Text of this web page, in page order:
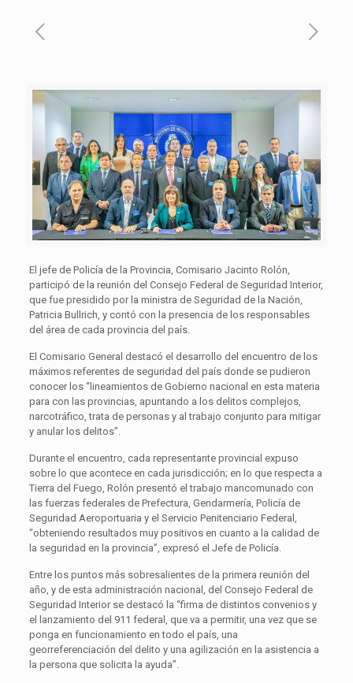
El jefe de Policía de la Provincia, Comisario Jacinto Rolón,
participó de la reunión del Consejo Federal de Seguridad Interior,
que fue presidido por la ministra de Seguridad de la Nación,
Patricia Bullrich, y contó con la presencia de los responsables
del área de cada provincia del país.
El Comisario General destacó el desarrollo del encuentro de los
máximos referentes de seguridad del país donde se pudieron
conocer los “lineamientos de Gobierno nacional en esta materia
para con las provincias, apuntando a los delitos complejos,
narcotráfico, trata de personas y al trabajo conjunto para mitigar
y anular los delitos”.
Durante el encuentro, cada representante provincial expuso
sobre lo que acontece en cada jurisdicción; en lo que respecta a
Tierra del Fuego, Rolón presentó el trabajo mancomunado con
las fuerzas federales de Prefectura, Gendarmería, Policía de
Seguridad Aeroportuaria y el Servicio Penitenciario Federal,
“obteniendo resultados muy positivos en cuanto a la calidad de
la seguridad en la provincia”, expresó el Jefe de Policía.
Entre los puntos más sobresalientes de la primera reunión del
año, y de esta administración nacional, del Consejo Federal de
Seguridad Interior se destacó la “firma de distintos convenios y
el lanzamiento del 911 federal, que va a permitir, una vez que se
ponga en funcionamiento en todo el país, una
georreferenciación del delito y una agilización en la asistencia a
la persona que solicita la ayuda”.